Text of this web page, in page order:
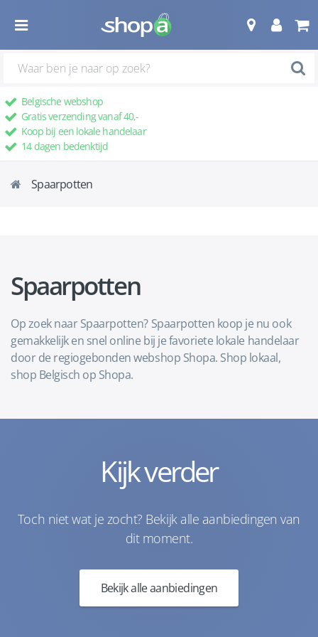
Belgische webshop
Gratis verzending vanaf 40,-
Koop bij een lokale handelaar
14 dagen bedenktijd
Spaarpotten
Spaarpotten
Op zoek naar Spaarpotten? Spaarpotten koop je nu ook
gemakkelijk en snel online bij je favoriete lokale handelaar
door de regiogebonden webshop Shopa. Shop lokaal,
shop Belgisch op Shopa.
Kijk verder
Toch niet wat je zocht? Bekijk alle aanbiedingen van
dit moment.
Bekijk alle aanbiedingen